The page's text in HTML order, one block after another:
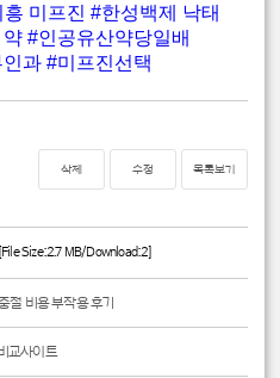
흥 미프진 #한성백제 낙태
약 #인공유산약당일배
인과 #미프진선택
삭제 수정 목록보기
[File Size:2.7 MB/Download:2]
절 비용 부작용 후기
교사이트